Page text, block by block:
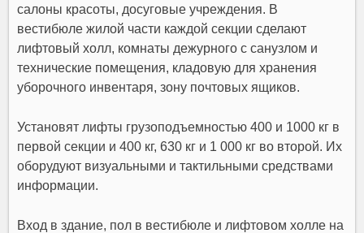
салоны красоты, досуговые учреждения. В
вестибюле жилой части каждой секции сделают
лифтовый холл, комнаты дежурного с санузлом и
технические помещения, кладовую для хранения
уборочного инвентаря, зону почтовых ящиков.
Установят лифты грузоподъемностью 400 и 1000 кг в
первой секции и 400 кг, 630 кг и 1 000 кг во второй. Их
оборудуют визуальными и тактильными средствами
информации.
Вход в здание, пол в вестибюле и лифтовом холле на